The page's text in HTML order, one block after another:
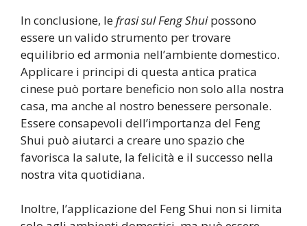
In conclusione, le frasi sul Feng Shuipossono
essere un valido strumento per trovare
equilibrio ed armonia nell’ambiente domestico.
Applicare i principi di questa antica pratica
cinese può portare beneficio non solo alla nostra
casa, ma anche al nostro benessere personale.
Essere consapevoli dell’importanza del Feng
Shui può aiutarci a creare uno spazio che
favorisca la salute, la felicità e il successo nella
nostra vita quotidiana.
Inoltre, l’applicazione del Feng Shui non si limita